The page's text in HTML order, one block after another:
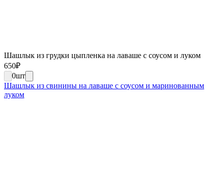
Шашлык из грудки цыпленка на лаваше с соусом и луком
650₽
0шт
Шашлык из свинины на лаваше с соусом и маринованным
луком